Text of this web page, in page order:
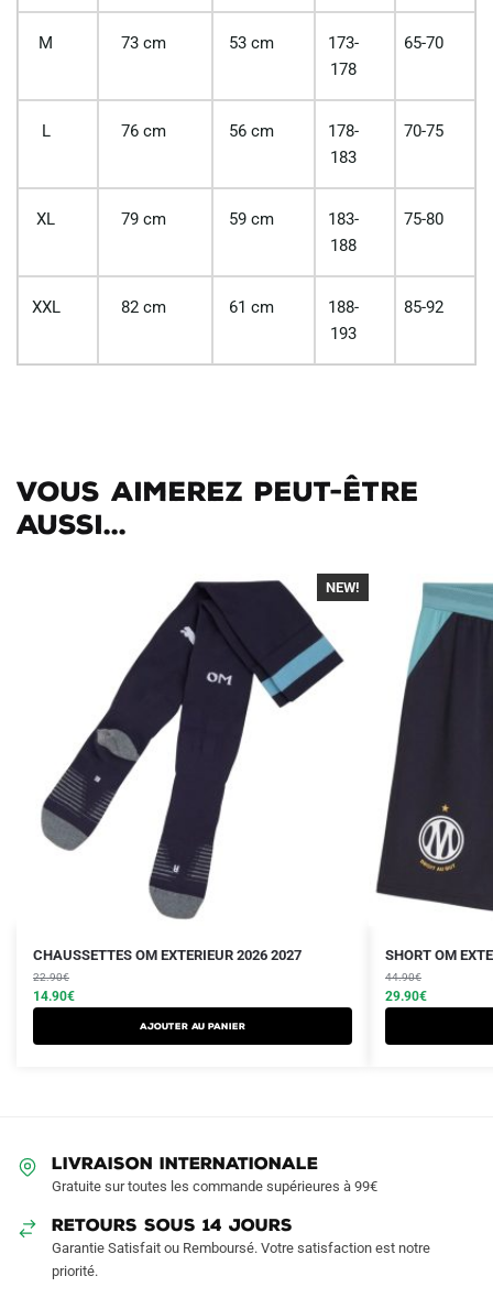
M 73 cm 53 cm
173-
178
65-70
L 76 cm 56 cm
178-
183
70-75
XL 79 cm 59 cm
183-
188
75-80
XXL 82 cm 61 cm
188-
193
85-92
Vous aimerez peut-être
aussi...
-30%
NEW!
CHAUSSETTES OM EXTERIEUR 2026 2027
22.90€
Le
prix
initial
était :
14.90€
Le
prix
actuel
est :
Ajouter au panier
SHORT OM
44.90€
Le
prix
initial
était :
29.90€
Le
prix
actuel
est :
Ce
produit
a
la
LIVRAISON INTERNATIONALE
Gratuite sur toutes les commande supérieures à 99€
RETOURS SOUS 14 JOURS
Garantie Satisfait ou Remboursé. Votre satisfaction est notre
priorité.